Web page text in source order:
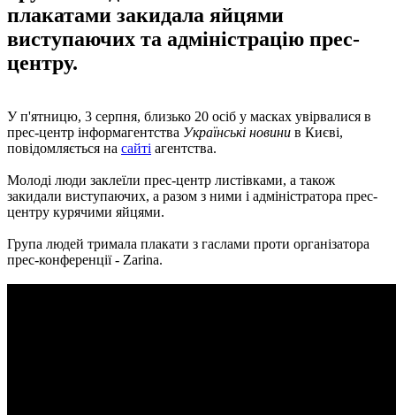
плакатами закидала яйцями
виступаючих та адміністрацію прес-
центру.
У п'ятницю, 3 серпня, близько 20 осіб у масках увірвалися в
прес-центр інформагентства Українські новини в Києві,
повідомляється на сайті агентства.
Молоді люди заклеїли прес-центр листівками, а також
закидали виступаючих, а разом з ними і адміністратора прес-
центру курячими яйцями.
Група людей тримала плакати з гаслами проти організатора
прес-конференції - Zarina.